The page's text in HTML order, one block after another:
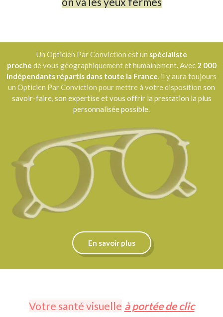
Un Opticien Par Conviction est un spécialiste
proche de vous géographiquement et humainement. Avec 2 000
indépendants répartis dans toute la France, il y aura toujours
un Opticien Par Conviction pour mettre à votre disposition son
savoir-faire, son expertise et vous offrir la prestation la plus
personnalisée possible.
En savoir plus
Votre santé visuelle à portée de clic